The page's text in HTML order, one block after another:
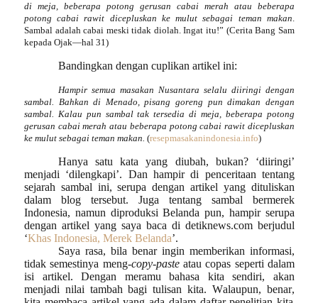
di meja, beberapa potong gerusan cabai merah atau beberapa
potong cabai rawit dicepluskan ke mulut sebagai teman makan.
Sambal adalah cabai meski tidak diolah. Ingat itu!” (Cerita Bang Sam
kepada Ojak—hal 31)
Bandingkan dengan cuplikan artikel ini:
Hampir semua masakan Nusantara selalu diiringi dengan
sambal. Bahkan di Menado, pisang goreng pun dimakan dengan
sambal. Kalau pun sambal tak tersedia di meja, beberapa potong
gerusan cabai merah atau beberapa potong cabai rawit dicepluskan
ke mulut sebagai teman makan. (resepmasakanindonesia.info)
Hanya satu kata yang diubah, bukan? ‘diiringi’
menjadi ‘dilengkapi’. Dan hampir di penceritaan tentang
sejarah sambal ini, serupa dengan artikel yang dituliskan
dalam blog tersebut. Juga tentang sambal bermerek
Indonesia, namun diproduksi Belanda pun, hampir serupa
dengan artikel yang saya baca di detiknews.com berjudul
‘Khas Indonesia, Merek Belanda’.
Saya rasa, bila benar ingin memberikan informasi,
tidak semestinya meng-copy-pasteatau copas seperti dalam
isi artikel. Dengan meramu bahasa kitasendiri, akan
menjadi nilai tambahbagi tulisan kita. Walaupun, benar,